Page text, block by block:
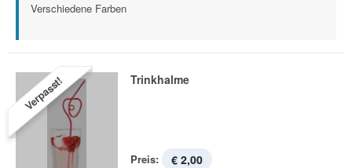
Verschiedene Farben
Verpasst! Trinkhalme
Preis: € 2,00